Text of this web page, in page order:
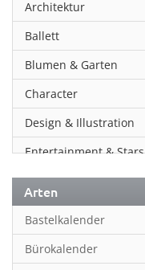
Architektur
Ballett
Blumen & Garten
Character
Design & Illustration
Entertainment & Stars
Erotik
Essen & Trinken
Familienplaner
Fantasy
Arten
Bastelkalender
Bürokalender